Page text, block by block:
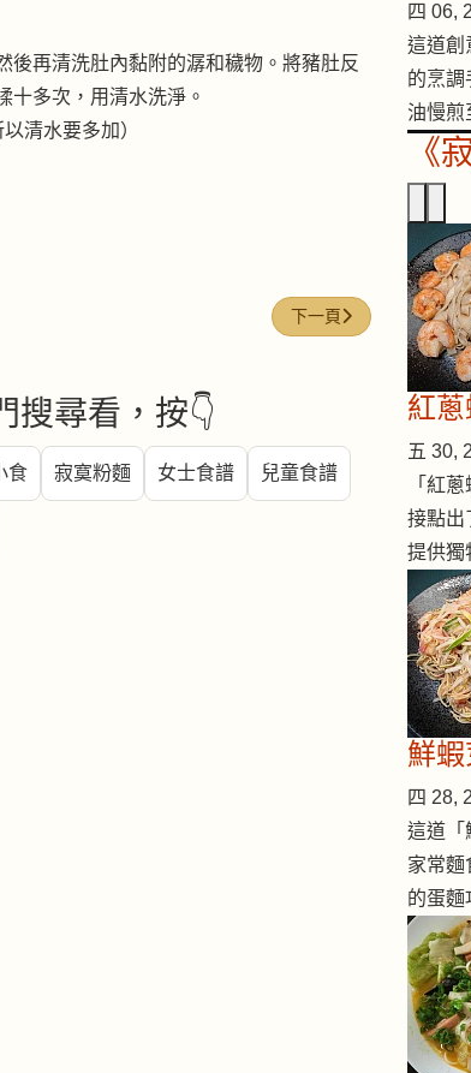
後再清洗肚內黏附的潺和穢物。將豬肚反
十多次，用清水洗淨。
清水要多加）
下一篇文章: 麻油雞
下一頁
搜尋看，按👇
食 寂寞粉麵 女士食譜 兒童食譜
四 06,
這道創
的烹調
油慢
《
紅
五 30,
「紅
接點出
提供獨
鮮
四 28,
這道「
家常麵
的蛋